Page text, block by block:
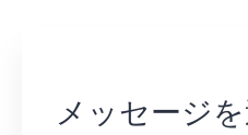
メッセージ